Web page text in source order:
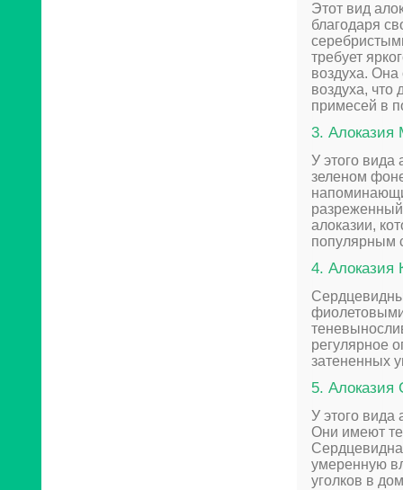
Этот вид
благодаря
требует
воздуха.
воздуха,
примесей в
3. Алоказия
У этого вида
зеленом
алоказии,
популярным
4. Алоказия
регулярное
затененных
5. Алоказия
У этого
Они имеют
умеренную
уголков в